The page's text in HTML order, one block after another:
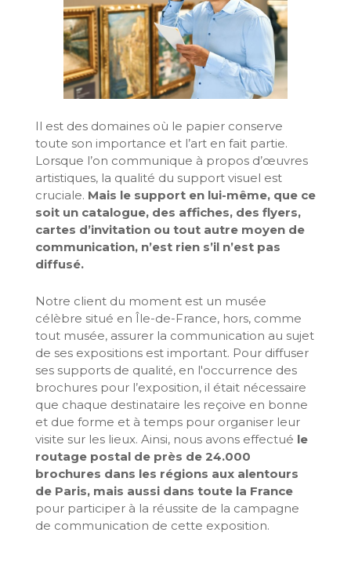
Il est des domaines où le papier conserve
toute son importance et l’art en fait partie.
Lorsque l’on communique à propos d’œuvres
artistiques, la qualité du support visuel est
cruciale. Mais le support en lui-même, que ce
soit un catalogue, des affiches, des flyers,
cartes d’invitation ou tout autre moyen de
communication, n’est rien s’il n’est pas
diffusé.
Notre client du moment est un musée
célèbre situé en Île-de-France, hors, comme
tout musée, assurer la communication au sujet
de ses expositions est important. Pour diffuser
ses supports de qualité, en l'occurrence des
brochures pour l’exposition, il était nécessaire
que chaque destinataire les reçoive en bonne
et due forme et à temps pour organiser leur
visite sur les lieux. Ainsi, nous avons effectué le
routage postal de près de 24.000
brochures dans les régions aux alentours
de Paris, mais aussi dans toute la France
pour participer à la réussite de la campagne
de communication de cette exposition.